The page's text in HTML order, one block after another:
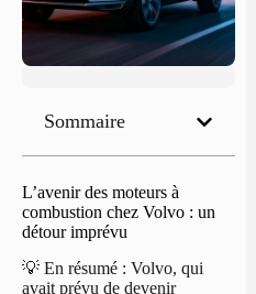
Sommaire
L’avenir des moteurs à
combustion chez Volvo : un
détour imprévu
💡 En résumé : Volvo, qui
avait prévu de devenir